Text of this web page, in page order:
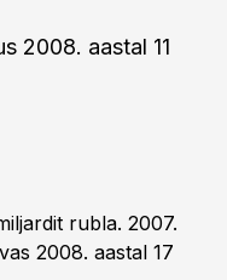
2008. aastal 11
rubla. 2007.
2008. aastal 17